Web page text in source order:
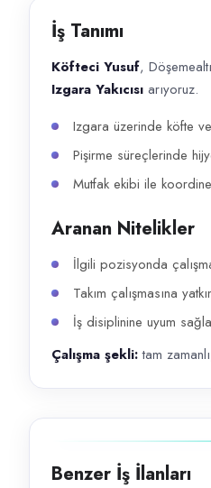
Başvuru kanalları
WhatsApp, Telefon
İlan açıklaması
Köfteci Yusuf , Döşemealtı, Antalya
İş Tanımı
Köfteci Yusuf,
Izgara Yakıcısı arıyoruz.
Izgara üzerinde köfte
Pişirme süreçlerinde
Mutfak ekibi ile
Aranan Nitelikler
İlgili pozisyonda
Takım çalışmasına
İş disiplinine uyum
Çalışma şekli:tam
Benzer İş İlanları